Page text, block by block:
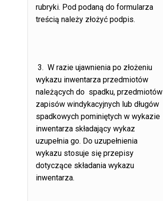
rubryki. Pod podaną do formularza
treścią należy złożyć podpis.
3. W razie ujawnienia po złożeniu
wykazu inwentarza przedmiotów
należących do spadku, przedmiotów
zapisów windykacyjnych lub długów
spadkowych pominiętych w wykazie
inwentarza składający wykaz
uzupełnia go. Do uzupełnienia
wykazu stosuje się przepisy
dotyczące składania wykazu
inwentarza.